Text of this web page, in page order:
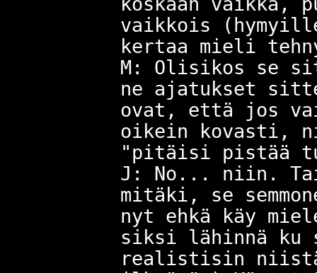
vaikkois
kertaa mieli
M: Olisikos se
ne ajatukset
ovat, että jos
oikein kovasti,
"pitäisi pistää
J: No... niin.
mitäki, se
nyt ehkä käy
siksi lähinnä ku
realistisin